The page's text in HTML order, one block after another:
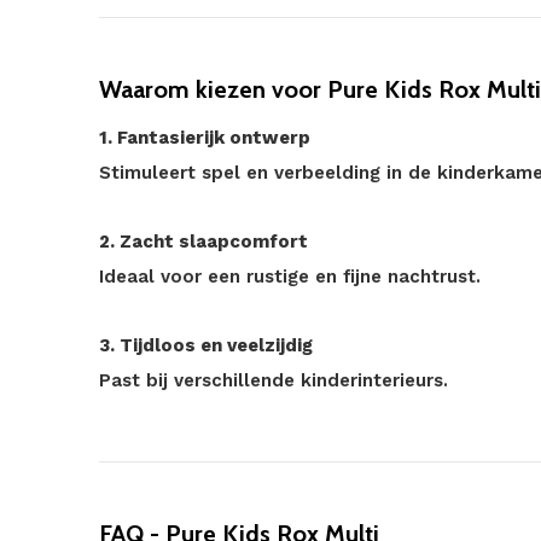
Waarom kiezen voor Pure Kids Rox
1. Fantasierijk ontwerp
Stimuleert spel en verbeelding in de
2. Zacht slaapcomfort
Ideaal voor een rustige en fijne nachtrust.
3. Tijdloos en veelzijdig
Past bij verschillende kinderinterieurs.
FAQ - Pure Kids Rox Multi